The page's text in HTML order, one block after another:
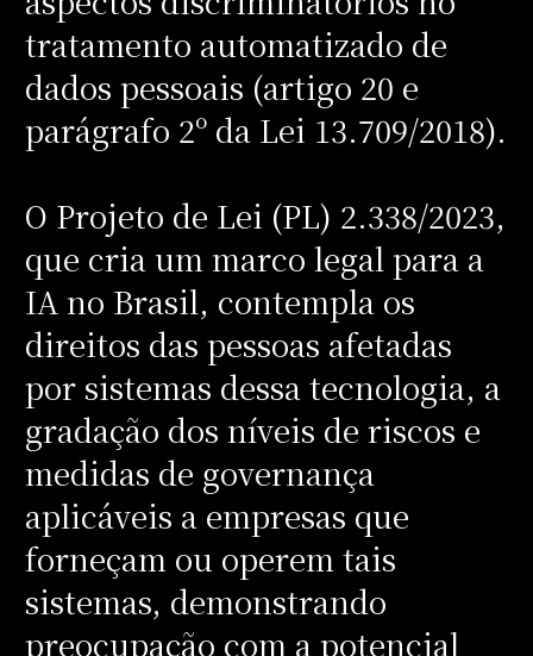
tratamento automatizado de
dados pessoais (artigo 20 e
parágrafo 2º da Lei 13.709/2018).
O Projeto de Lei (PL) 2.338/2023,
que cria um marco legal para a
IA no Brasil, contempla os
direitos das pessoas afetadas
por sistemas dessa tecnologia, a
gradação dos níveis de riscos e
medidas de governança
aplicáveis a empresas que
forneçam ou operem tais
sistemas, demonstrando
preocupação com a potencial